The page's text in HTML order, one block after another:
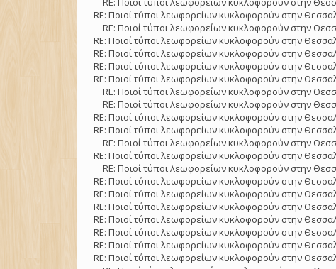
RE: Ποιοί τύποι λεωφορείων κυκλοφορούν στην
RE: Ποιοί τύποι λεωφορείων κυκλοφορούν στην
RE: Ποιοί τύποι λεωφορείων κυκλοφορούν στην
RE: Ποιοί τύποι λεωφορείων κυκλοφορούν στην
RE: Ποιοί τύποι λεωφορείων κυκλοφορούν στην
RE: Ποιοί τύποι λεωφορείων κυκλοφορούν στην
RE: Ποιοί τύποι λεωφορείων κυκλοφορούν στην
RE: Ποιοί τύποι λεωφορείων κυκλοφορούν στην
RE: Ποιοί τύποι λεωφορείων κυκλοφορούν στην
RE: Ποιοί τύποι λεωφορείων κυκλοφορούν στην
RE: Ποιοί τύποι λεωφορείων κυκλοφορούν στην
RE: Ποιοί τύποι λεωφορείων κυκλοφορούν στην
RE: Ποιοί τύποι λεωφορείων κυκλοφορούν στην
RE: Ποιοί τύποι λεωφορείων κυκλοφορούν στην
RE: Ποιοί τύποι λεωφορείων κυκλοφορούν στην
RE: Ποιοί τύποι λεωφορείων κυκλοφορούν στην
RE: Ποιοί τύποι λεωφορείων κυκλοφορούν στην
RE: Ποιοί τύποι λεωφορείων κυκλοφορούν στην
RE: Ποιοί τύποι λεωφορείων κυκλοφορούν στην
RE: Ποιοί τύποι λεωφορείων κυκλοφορούν στην